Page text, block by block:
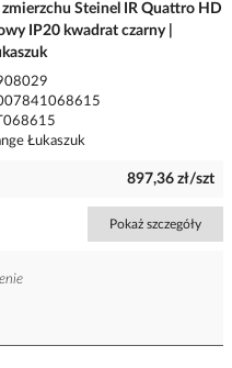
Steinel IR Quattro HD
IP20 kwadrat czarny |
Łukaszuk
897,36 zł/szt
Pokaż szczegóły